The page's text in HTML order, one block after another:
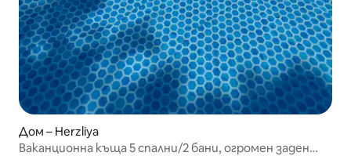
Дом – Herzliya
Ваканционна къща 5 спални/2 бани, огромен заден